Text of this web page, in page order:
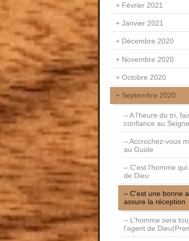
Février 2021
Janvier 2021
Décembre 2020
Novembre 2020
Octobre 2020
Septembre 2020
A l'heure du tri,
confiance au
Accrochez-vous
au Guide
C'est l'homme
de Dieu
C'est une bonne
assure la réception
L'homme sera
l'agent de